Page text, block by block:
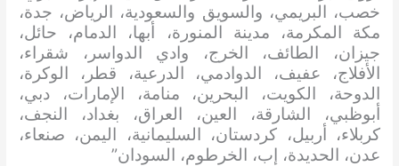
خصب، البريمي، والسويق والسعودية، الرياض، جدة،
مكة المكرمة، مدينة المنورة، أبها، الدمام، حائل،
جيزان، الطائف، الخرج، وادي الدواسر، شقراء،
الأفلاج، عفيف، الدوادمي، الدرعية، قطر، الوكرة،
الدوحة، الكويت، البحرين، منامة، الإمارات، دبي،
أبوظبي، الشارقة، العين، العراق، بغداد، النجف،
كربلاء، أربيل، كردستان، السليمانية، اليمن، صنعاء،
عدن، الحديدة، إب، الخرطوم، السودان”